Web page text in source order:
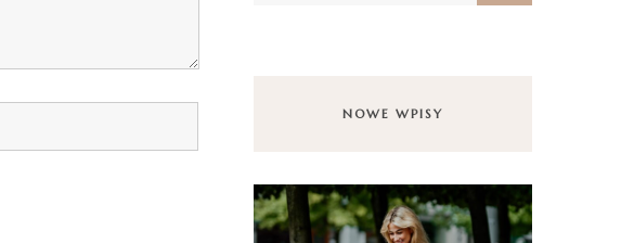
NOWE WPISY